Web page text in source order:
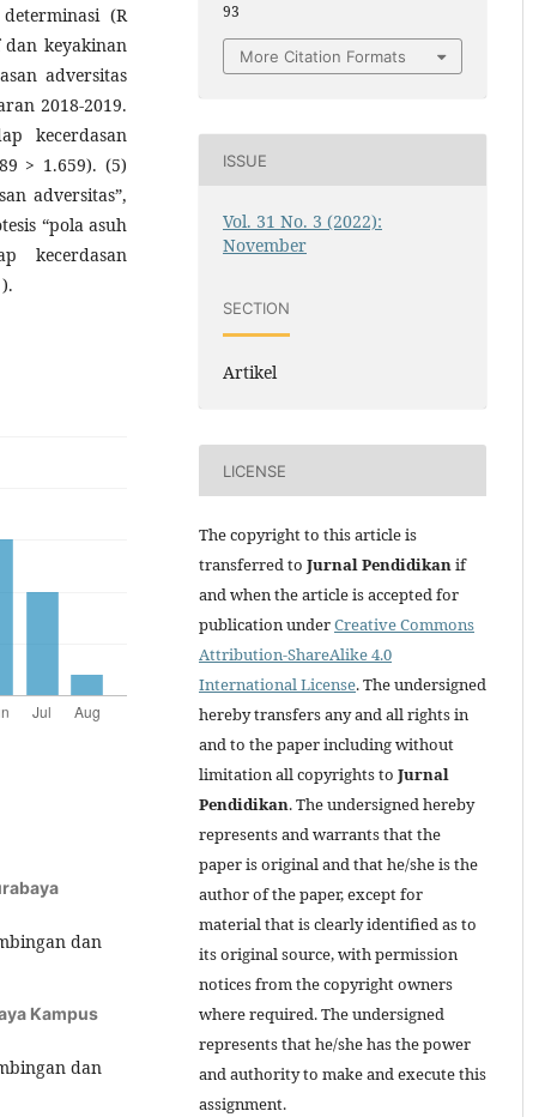
(R
keyakinan
adversitas
2018-2019.
kecerdasan
> 1.659). (5)
adversitas”,
“pola asuh
kecerdasan
dan
Kampus
dan
93
More Citation Formats
ISSUE
Vol. 31 No. 3 (2022):
November
SECTION
Artikel
LICENSE
The copyright to this article is
transferred to JurnalPendidikanif
and when the article is accepted for
publication underCreative Commons
Attribution-ShareAlike 4.0
International License. The undersigned
hereby transfers any and all rights in
and to the paper including without
limitation all copyrights to Jurnal
Pendidikan. The undersigned hereby
represents and warrants that the
paper is original and that he/she is the
author of the paper, except for
material that is clearly identified as to
its original source, with permission
notices from the copyright owners
where required. The undersigned
represents that he/she has the power
and authority to make and execute this
assignment.